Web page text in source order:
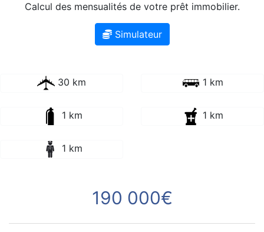
Calcul des mensualités de votre prêt immobilier.
Simulateur
30 km 1 km
1 km 1 km
1 km
190 000€